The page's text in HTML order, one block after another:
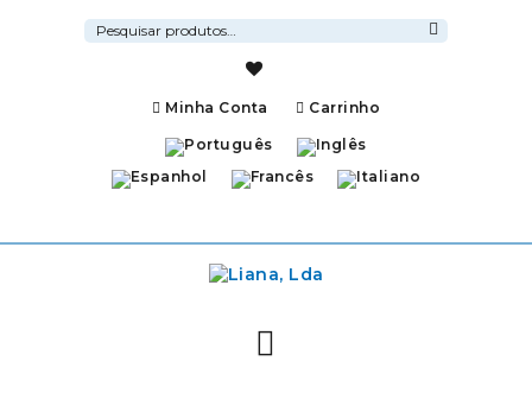
Pesquisar
por:
Minha Conta Carrinho